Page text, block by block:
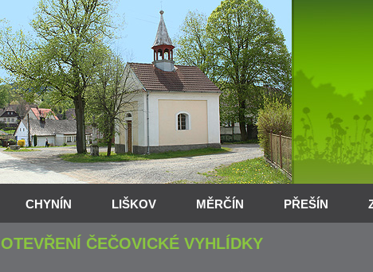
CHYNÍN LIŠKOV MĚRČÍN PŘEŠÍN
OTEVŘENÍ ČEČOVICKÉ VYHLÍDKY